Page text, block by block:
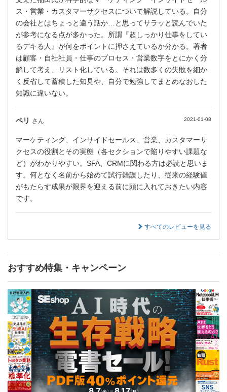
ス・営業・カスタマーサクセスについて解説している。自分
の会社とはちょっと違う話か…と思ってサラッと読んでいた
が参考になる点が多かった。所謂『超しっかり仕事をしてい
るデキる人』が何をポイントに押さえているか分かる。著者
は顧客・自社社員・仕事のプロセス・営業数字をとにかく分
解して考え、リスト化している。それは数多くの失敗を細か
く反省して蓄積した知見や、自分で勉強してまとめなおした
知識に違いない。
ペリ さん 2021-01-08
マーケティング、インサイドセールス、営業、カスタマーサ
クセスの役割とその実態（各セクションで陥りやすい課題な
ど）がわかりやすい。SFA、CRMに関わる方は必読と思いま
す。何となく名前から始めて試行錯誤したり、従来の経験値
がもたらす成果が限界を迎える前に頭に入れておきたい内容
です。
すべてのレビューを見る
おすすめ特集・キャンペーン